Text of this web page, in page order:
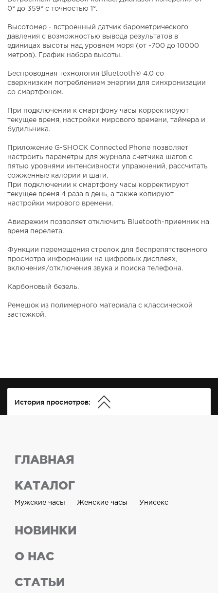
0° до 359° с точностью 1°.
Высотомер - встроенный датчик барометрического
давления с возможностью вывода результатов в
единицах высоты над уровнем моря (от -700 до 10000
метров). График набора высоты.
Беспроводная технология Bluetooth® 4.0 со
сверхнизким потреблением энергии для синхронизации
со смартфоном.
При подключении к смартфону часы корректируют
текущее время, настройки мирового времени, таймера и
будильника.
Приложение G-SHOCK Connected Phone позволяет
настроить параметры для журнала счетчика шагов с
пятью уровнями интенсивности упражнений, рассчитать
сожженные калории и шаги.
При подключении к смартфону часы корректируют
текущее время 4 раза в день, а также копируют
настройки мирового времени.
Авиарежим позволяет отключить Bluetooth-приемник на
время перелета.
Функции перемещения стрелок для беспрепятственного
просмотра информации на цифровых дисплеях,
включения/отключения звука и поиска телефона.
Карбоновый безель.
Ремешок из полимерного материала с классической
застежкой.
История просмотров:
ГЛАВНАЯ
КАТАЛОГ
Мужские часы Женские часы Унисекс
НОВИНКИ
О НАС
СТАТЬИ